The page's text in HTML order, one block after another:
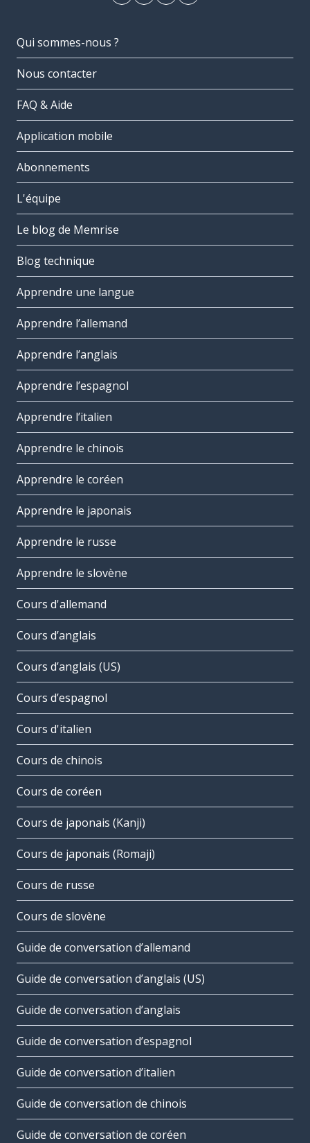
Qui sommes-nous ?
Nous contacter
FAQ & Aide
Application mobile
Abonnements
L'équipe
Le blog de Memrise
Blog technique
Apprendre une langue
Apprendre l’allemand
Apprendre l’anglais
Apprendre l’espagnol
Apprendre l’italien
Apprendre le chinois
Apprendre le coréen
Apprendre le japonais
Apprendre le russe
Apprendre le slovène
Cours d'allemand
Cours d’anglais
Cours d’anglais (US)
Cours d’espagnol
Cours d'italien
Cours de chinois
Cours de coréen
Cours de japonais (Kanji)
Cours de japonais (Romaji)
Cours de russe
Cours de slovène
Guide de conversation d’allemand
Guide de conversation d’anglais (US)
Guide de conversation d’anglais
Guide de conversation d’espagnol
Guide de conversation d’italien
Guide de conversation de chinois
Guide de conversation de coréen